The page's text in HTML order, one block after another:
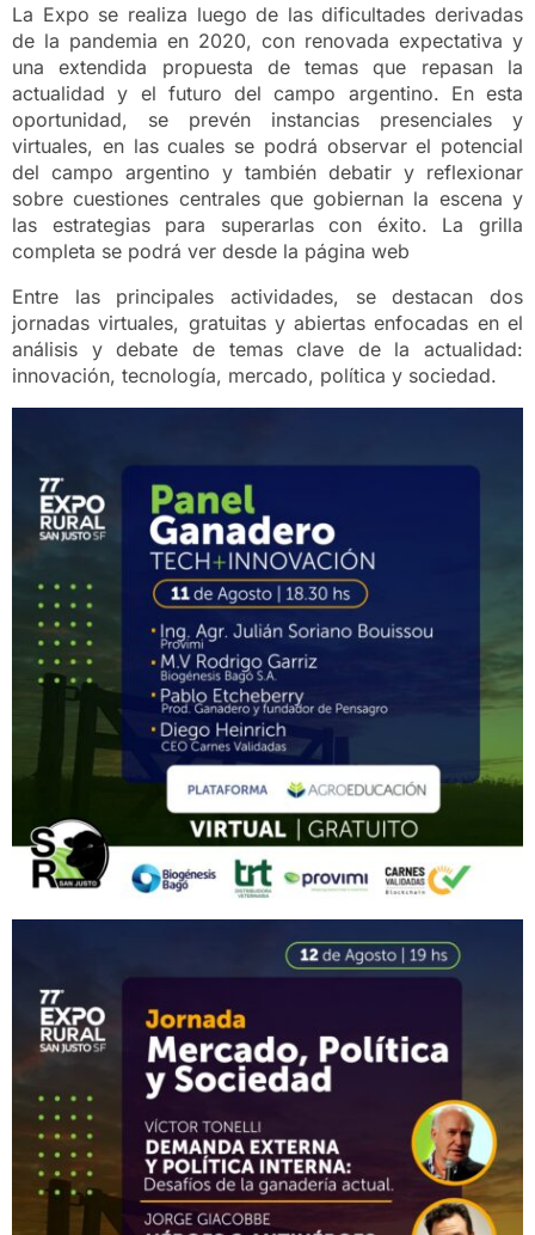
La Expo se realiza luego de las dificultades derivadas
de la pandemia en 2020, con renovada expectativa y
una extendida propuesta de temas que repasan la
actualidad y el futuro del campo argentino. En esta
oportunidad, se prevén instancias presenciales y
virtuales, en las cuales se podrá observar el potencial
del campo argentino y también debatir y reflexionar
sobre cuestiones centrales que gobiernan la escena y
las estrategias para superarlas con éxito. La grilla
completa se podrá ver desde la página web
Entre las principales actividades, se destacan dos
jornadas virtuales, gratuitas y abiertas enfocadas en el
análisis y debate de temas clave de la actualidad:
innovación, tecnología, mercado, política y sociedad.